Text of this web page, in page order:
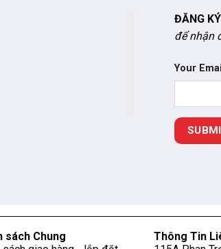
ĐĂNG
để nhận
Your
sách Chung
Thông Tin